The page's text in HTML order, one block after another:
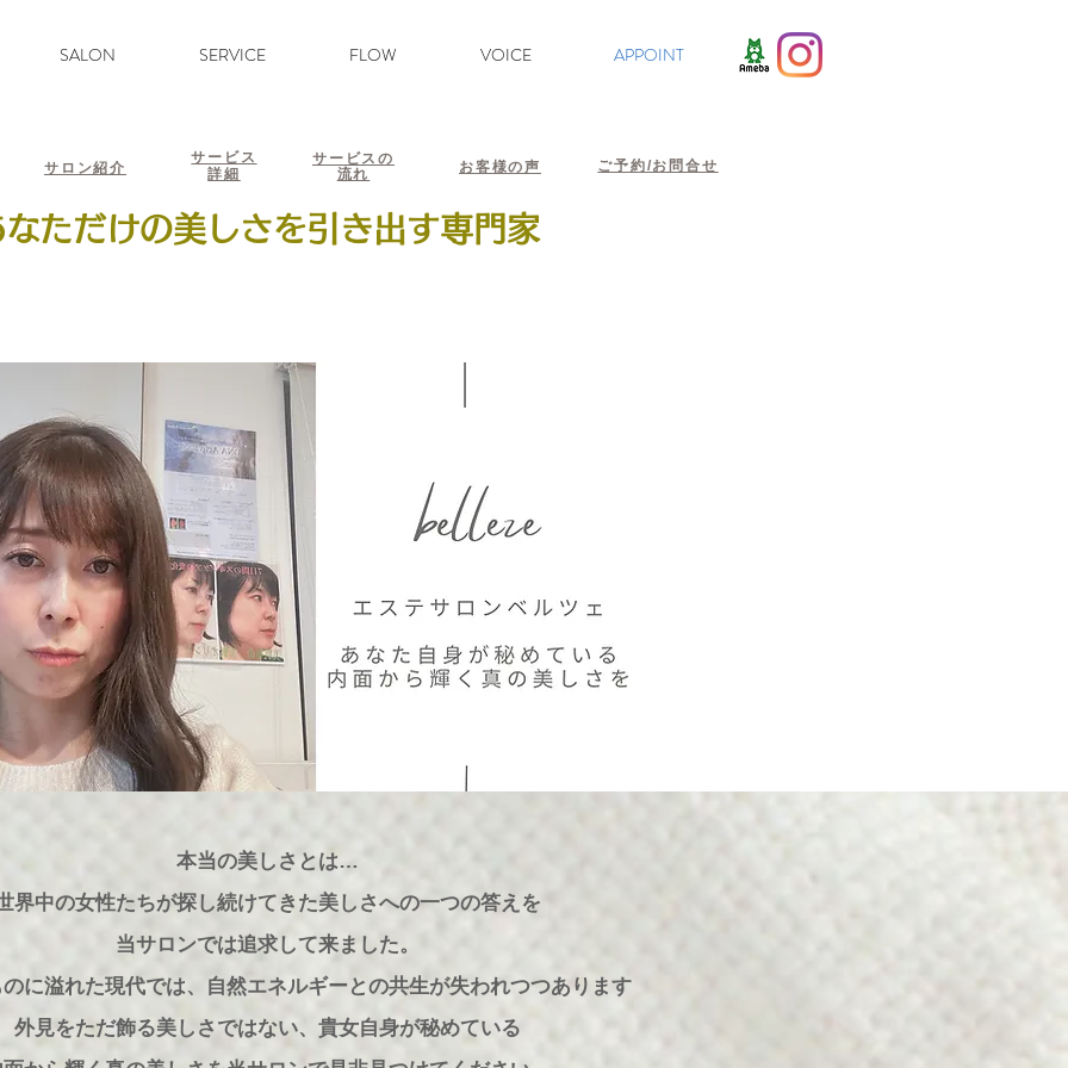
SALON SERVICE FLOW VOICE APPOINT
サロン紹介
サービス
詳細
サービスの
流れ
お客様の声 ご予約/お問合せ
本当の美しさとは…
界中の女性たちが探し続けてきた美しさへの一つの答えを
​当サロンでは追求して来ました。
に溢れた現代では、自然エネルギーとの共生が失われつつあります
外見をただ飾る美しさではない、貴女自身が秘めている
ただけの美しさを引き出す専門家